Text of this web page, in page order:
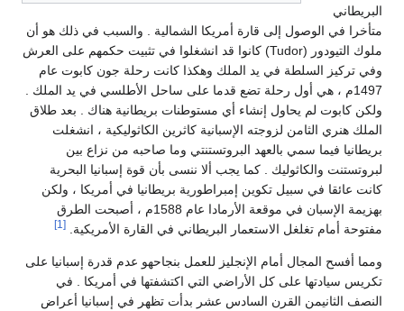
البريطاني
متأخرا في الوصول إلى قارة أمريكا الشمالية . والسبب في ذلك هو أن
ملوك التيودور (Tudor) كانوا قد انشغلوا في تثبيت حكمهم على العرش
وفي تركيز السلطة في يد الملك وهكذا كانت رحلة جون كابوت عام
1497م ، هي أول رحلة تضع قدما على ساحل الأطلسي في يد الملك .
ولكن كابوت لم يحاول إنشاء أي مستوطنات بريطانية هناك . بعد طلاق
الملك هنري الثامن لزوجته الإسبانية كاثرين الكاثوليكية ، انشغلت
بريطانيا فيما سمي بالعهد البروتستنتي وما صاحبه من نزاع بين
لبروتستنت والكاثوليك . كما يجب ألا ننسى بأن قوة إسبانيا البحرية
كانت عائقا في سبيل تكوين إمبراطورية بريطانيا في أمريكا ، ولكن
بهزيمة الإسبان في موقعة الأرمادا عام 1588م ، أصبحت الطرق
مفتوحة أمام تغلغل الاستعمار البريطاني في القارة الأمريكية.
[1]
ومما أفسح المجال أمام الإنجليز للعمل بنجاحهو عدم قدرة إسبانيا على
تكريس سيادتها على كل الأراضي التي اكتشفتها في أمريكا . في
النصف الثانيمن القرن السادس عشر بدأت تظهر في إسبانيا أعراض